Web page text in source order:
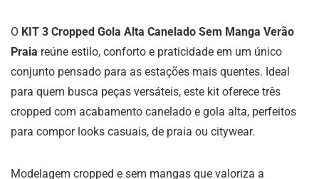
O KIT 3 Cropped Gola Alta Canelado Sem Manga Verão
Praia reúne estilo, conforto e praticidade em um único
conjunto pensado para as estações mais quentes. Ideal
para quem busca peças versáteis, este kit oferece três
cropped com acabamento canelado e gola alta, perfeitos
para compor looks casuais, de praia ou citywear.
Modelagem cropped e sem mangas que valoriza a